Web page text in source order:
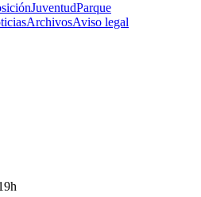
JuventudParque
ArchivosAviso legal